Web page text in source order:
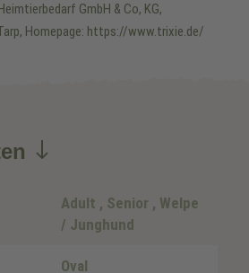
GmbH & Co, KG,
Homepage: https://www.trixie.de/
Adult , Senior , Welpe
/ Junghund
Oval